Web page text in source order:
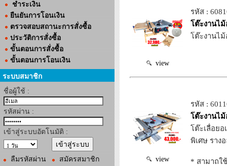
ชำระเงิน
ยืนยันการโอนเงิน
ตรวจสอบสถานะการสั่งซื้อ
ประวัติการสั่งซื้อ
ขั้นตอนการสั่งซื้อ
ขั้นตอนการโอนเงิน
ระบบสมาชิก
ชื่อผู้ใช้ :
รหัสผ่าน :
เข้าสู่ระบบอัตโนมัติ :
ลืมรหัสผ่าน สมัครสมาชิก
view
รหัส :
โต๊ะงานไม้
โต๊ะงานไม้
view
รหัส :
โต๊ะงานไ
โต๊ะเลื่อยอ
พิเศษ ราง
* สามาถใ